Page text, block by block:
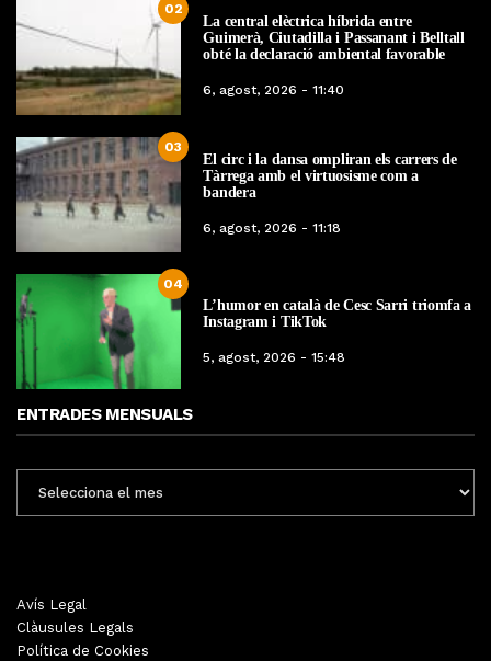
02
La central elèctrica híbrida entre
Guimerà, Ciutadilla i Passanant i Belltall
obté la declaració ambiental favorable
6, agost, 2026 - 11:40
03
El circ i la dansa ompliran els carrers de
Tàrrega amb el virtuosisme com a
bandera
6, agost, 2026 - 11:18
04
L’humor en català de Cesc Sarri triomfa a
Instagram i TikTok
5, agost, 2026 - 15:48
ENTRADES MENSUALS
MENSUALS
Avís Legal
Clàusules Legals
Política de Cookies